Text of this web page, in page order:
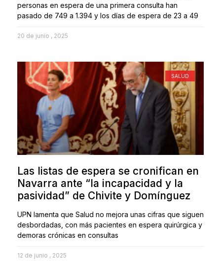
personas en espera de una primera consulta han
pasado de 749 a 1.394 y los días de espera de 23 a 49
20 de junio , 2025
SALUD
Las listas de espera se cronifican en
Navarra ante “la incapacidad y la
pasividad” de Chivite y Domínguez
UPN lamenta que Salud no mejora unas cifras que siguen
desbordadas, con más pacientes en espera quirúrgica y
demoras crónicas en consultas
12 de junio , 2025